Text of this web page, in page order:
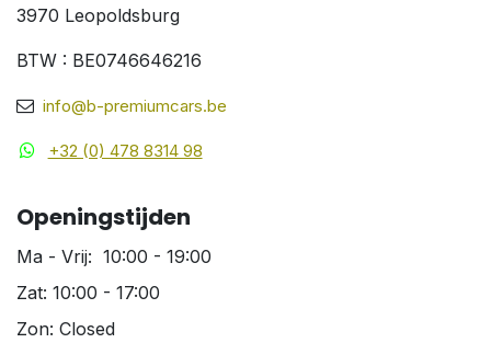
3970 Leopoldsburg
BTW : BE0746646216
info@b-premiumcars.be
+32 (0) 478 8314 98
Openingstijden
Ma - Vrij: 10:00 - 19:00
Zat: 10:00 - 17:00
Zon: Closed